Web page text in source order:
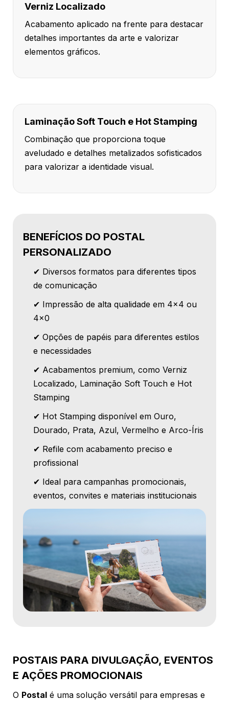
Verniz Localizado
Acabamento aplicado na frente para destacar
detalhes importantes da arte e valorizar
elementos gráficos.
Laminação Soft Touch e Hot Stamping
Combinação que proporciona toque
aveludado e detalhes metalizados sofisticados
para valorizar a identidade visual.
BENEFÍCIOS DO POSTAL
PERSONALIZADO
✔ Diversos formatos para diferentes tipos
de comunicação
✔ Impressão de alta qualidade em 4x4 ou
4x0
✔ Opções de papéis para diferentes estilos
e necessidades
✔ Acabamentos premium, como Verniz
Localizado, Laminação Soft Touch e Hot
Stamping
✔ Hot Stamping disponível em Ouro,
Dourado, Prata, Azul, Vermelho e Arco-Íris
✔ Refile com acabamento preciso e
profissional
✔ Ideal para campanhas promocionais,
eventos, convites e materiais institucionais
POSTAIS PARA DIVULGAÇÃO, EVENTOS
E AÇÕES PROMOCIONAIS
O Postal é uma solução versátil para empresas e